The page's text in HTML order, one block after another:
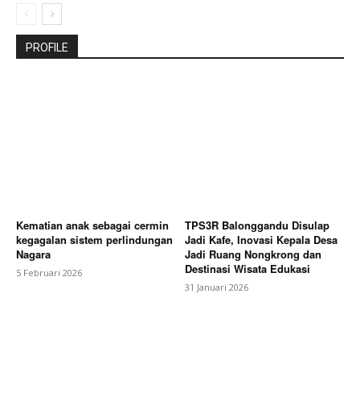
PROFILE
Kematian anak sebagai cermin
kegagalan sistem perlindungan
Nagara
5 Februari 2026
TPS3R Balonggandu Disulap
Jadi Kafe, Inovasi Kepala Desa
Jadi Ruang Nongkrong dan
Destinasi Wisata Edukasi
31 Januari 2026